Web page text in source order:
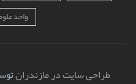
واحد
طراحی سایت در مازندران